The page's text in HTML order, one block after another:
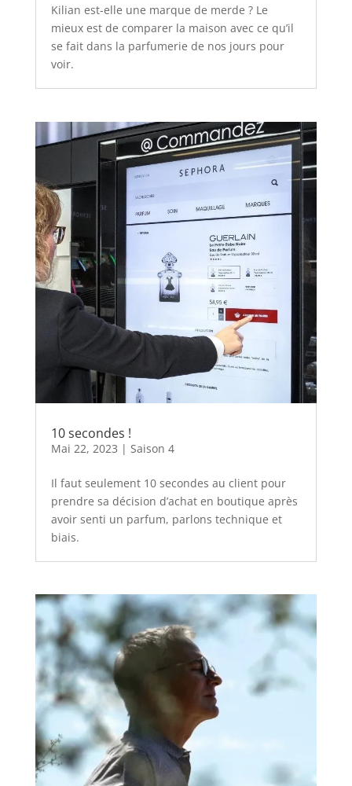
Kilian est-elle une marque de merde ? Le
mieux est de comparer la maison avec ce qu’il
se fait dans la parfumerie de nos jours pour
voir.
10 secondes !
Mai 22, 2023 | Saison 4
Il faut seulement 10 secondes au client pour
prendre sa décision d’achat en boutique après
avoir senti un parfum, parlons technique et
biais.